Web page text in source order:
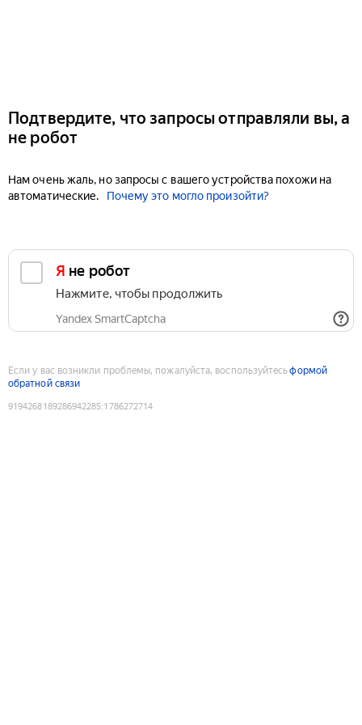
Подтвердите, что запросы отправляли вы, а
не робот
Нам очень жаль, но запросы с вашего устройства похожи на
автоматические.
Почему это могло произойти?
Я не робот
Нажмите, чтобы продолжить
Yandex SmartCaptcha
Если у вас возникли проблемы, пожалуйста, воспользуйтесьформой
обратной связи
9194268189286942285:1786272714